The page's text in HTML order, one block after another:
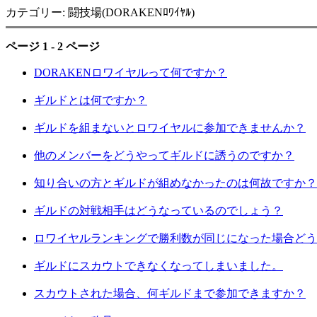
カテゴリー: 闘技場(DORAKENﾛﾜｲﾔﾙ)
ページ 1 - 2 ページ
DORAKENロワイヤルって何ですか？
ギルドとは何ですか？
ギルドを組まないとロワイヤルに参加できませんか？
他のメンバーをどうやってギルドに誘うのですか？
知り合いの方とギルドが組めなかったのは何故ですか？
ギルドの対戦相手はどうなっているのでしょう？
ロワイヤルランキングで勝利数が同じになった場合ど
ギルドにスカウトできなくなってしまいました。
スカウトされた場合、何ギルドまで参加できますか？